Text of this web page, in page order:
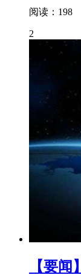
阅读：198
2
【要